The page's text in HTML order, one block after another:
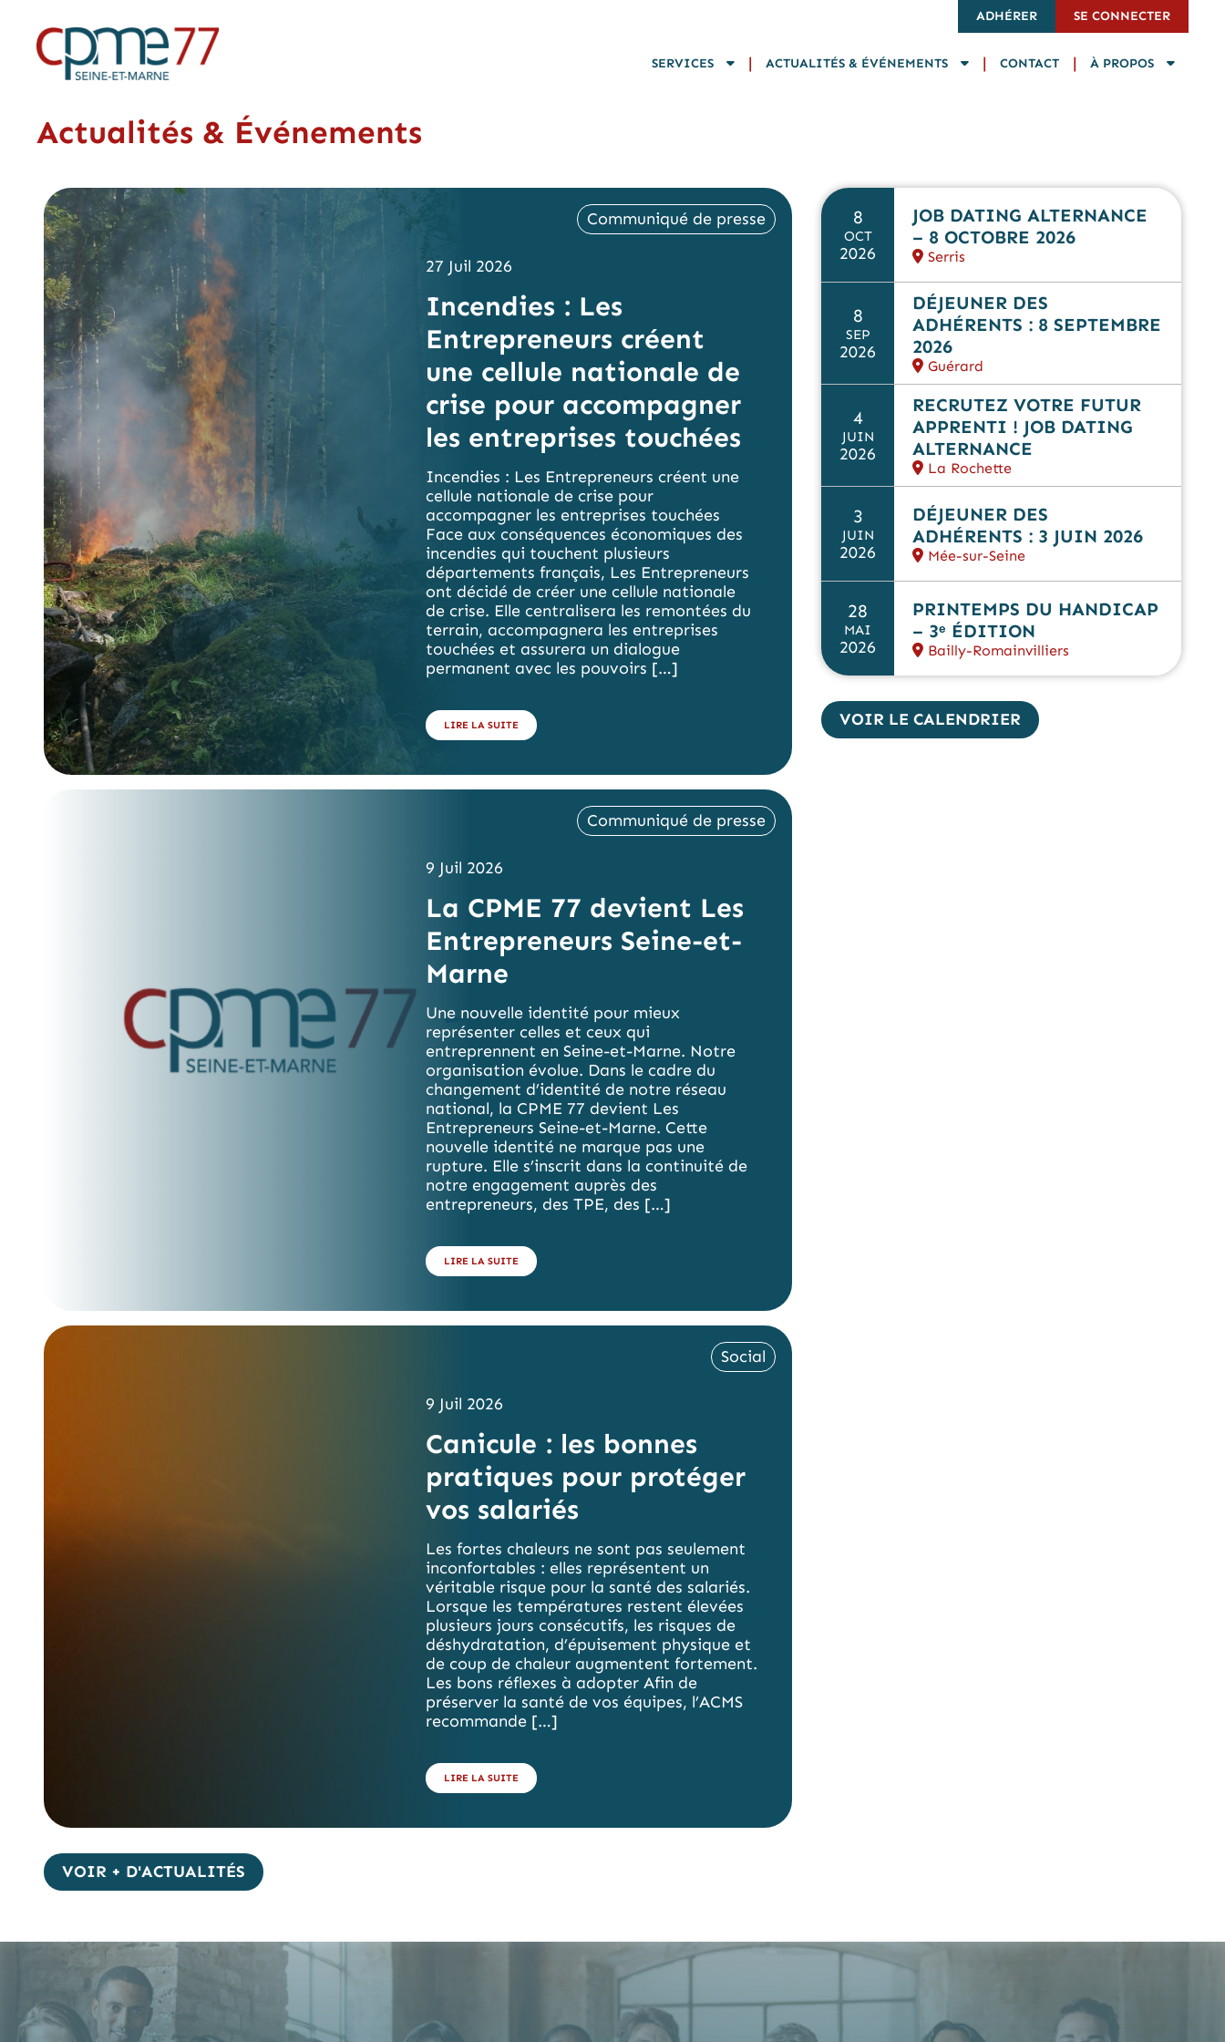
ADHÉRER SE CONNECTER
SERVICES | ACTUALITÉS & ÉVÉNEMENTS | CONTACT | À PROPOS
Actualités & Événements
Communiqué de presse
27 Juil 2026
Incendies : Les
Entrepreneurs créent
une cellule nationale de
crise pour accompagner
les entreprises touchées
Incendies : Les Entrepreneurs créent une
cellule nationale de crise pour
accompagner les entreprises touchées
Face aux conséquences économiques des
incendies qui touchent plusieurs
départements français, Les Entrepreneurs
ont décidé de créer une cellule nationale
de crise. Elle centralisera les remontées du
terrain, accompagnera les entreprises
touchées et assurera un dialogue
permanent avec les pouvoirs […]
LIRE LA SUITE
Communiqué de presse
9 Juil 2026
La CPME 77 devient Les
Entrepreneurs Seine-et-
Marne
Une nouvelle identité pour mieux
représenter celles et ceux qui
entreprennent en Seine-et-Marne. Notre
organisation évolue. Dans le cadre du
changement d’identité de notre réseau
national, la CPME 77 devient Les
Entrepreneurs Seine-et-Marne. Cette
nouvelle identité ne marque pas une
rupture. Elle s’inscrit dans la continuité de
notre engagement auprès des
entrepreneurs, des TPE, des […]
LIRE LA SUITE
Social
9 Juil 2026
Canicule : les bonnes
pratiques pour protéger
vos salariés
Les fortes chaleurs ne sont pas seulement
inconfortables : elles représentent un
véritable risque pour la santé des salariés.
Lorsque les températures restent élevées
plusieurs jours consécutifs, les risques de
déshydratation, d’épuisement physique et
de coup de chaleur augmentent fortement.
Les bons réflexes à adopter Afin de
préserver la santé de vos équipes, l’ACMS
recommande […]
LIRE LA SUITE
VOIR + D'ACTUALITÉS
8
OCT
2026
JOB DATING ALTERNANCE
– 8 OCTOBRE 2026
Serris
8
SEP
2026
DÉJEUNER DES
ADHÉRENTS : 8 SEPTEMBRE
2026
Guérard
4
JUIN
2026
RECRUTEZ VOTRE FUTUR
APPRENTI ! JOB DATING
ALTERNANCE
La Rochette
3
JUIN
2026
DÉJEUNER DES
ADHÉRENTS : 3 JUIN 2026
Mée-sur-Seine
28
MAI
2026
PRINTEMPS DU HANDICAP
– 3ᵉ ÉDITION
Bailly-Romainvilliers
VOIR LE CALENDRIER